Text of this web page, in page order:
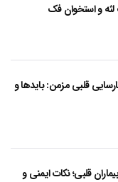
لثه و استخوان فک
قلبی مزمن: بایدها و
قلبی؛ نکات ایمنی و